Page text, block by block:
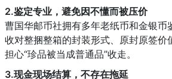
2.鉴定专业，避免因不懂而被压价
曹国华邮币社拥有多年老纸币和金银币
收对整捆整箱的封装形式、原封原签价
担心“珍品被当成普通品”收走。
3.现金现场结算，不存在拖延